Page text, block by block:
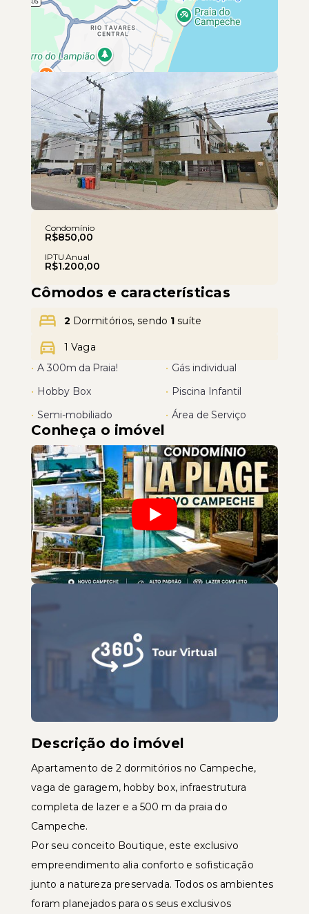
Leaflet
Condomínio
R$850,00
IPTU Anual
R$1.200,00
Cômodos e características
2 Dormitórios, sendo 1 suíte
1 Vaga
• A 300m da Praia! • Gás individual
• Hobby Box • Piscina Infantil
• Semi-mobiliado • Área de Serviço
Conheça o imóvel
Descrição do imóvel
Apartamento de 2 dormitórios no Campeche,
vaga de garagem, hobby box, infraestrutura
completa de lazer e a 500 m da praia do
Campeche.
Por seu conceito Boutique, este exclusivo
empreendimento alia conforto e sofisticação
junto a natureza preservada. Todos os ambientes
foram planejados para os seus exclusivos